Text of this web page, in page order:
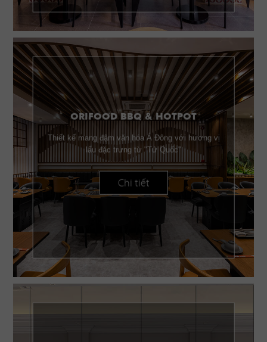
ORIFOOD BBQ & HOTPOT
Thiết kế mang đậm văn hóa Á Đông với hương vị
lẩu đặc trưng từ "Tứ Quốc"
Chi tiết